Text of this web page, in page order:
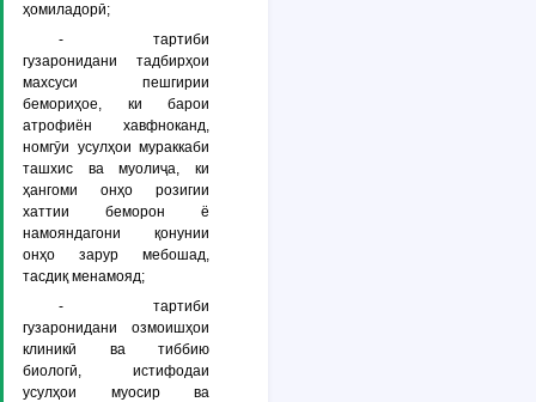
ҳомиладорӣ;
- тартиби
гузаронидани тадбирҳои
махсуси пешгирии
бемориҳое, ки барои
атрофиён хавфноканд,
номгӯи усулҳои мураккаби
ташхис ва муолиҷа, ки
ҳангоми онҳо розигии
хаттии беморон ё
намояндагони қонунии
онҳо зарур мебошад,
тасдиқ менамояд;
- тартиби
гузаронидани озмоишҳои
клиникӣ ва тиббию
биологӣ, истифодаи
усулҳои муосир ва